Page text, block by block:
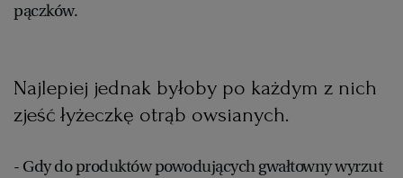
pączków.
Najlepiej jednak byłoby po każdym z nich
zjeść łyżeczkę otrąb owsianych.
- Gdy do produktów powodujących gwałtowny wyrzut